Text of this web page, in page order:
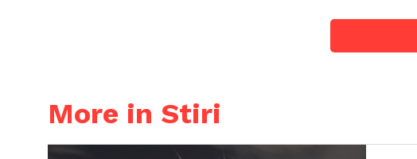
More in Stiri